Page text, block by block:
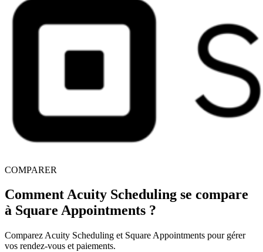
COMPARER
Comment Acuity Scheduling se compare
à Square Appointments ?
Comparez Acuity Scheduling et Square Appointments pour gérer
vos rendez-vous et paiements.